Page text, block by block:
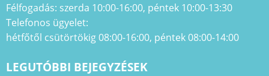
Félfogadás: szerda 10:00-16:00, péntek 10:00-13:30
Telefonos ügyelet:
hétfőtől csütörtökig 08:00-16:00, péntek 08:00-14:00
LEGUTÓBBI BEJEGYZÉSEK